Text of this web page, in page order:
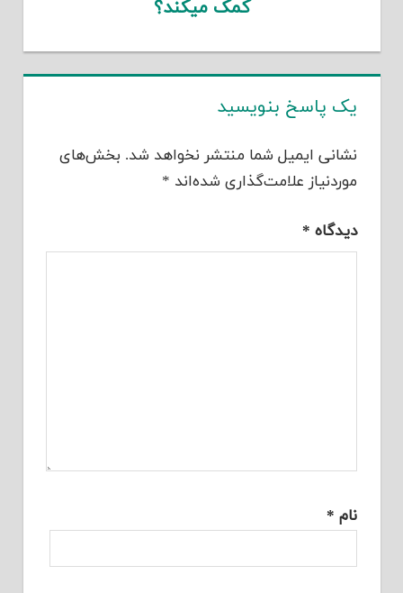
کمک میکند؟
یک پاسخ بنویسید
نشانی ایمیل شما منتشر نخواهد شد. بخش‌های
موردنیاز علامت‌گذاری شده‌اند *
دیدگاه *
نام *